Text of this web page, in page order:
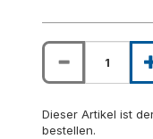
Dieser Artikel ist
bestellen.